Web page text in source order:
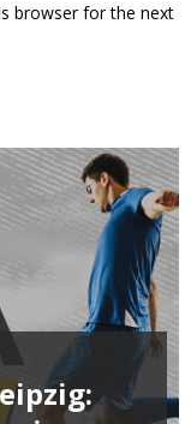
browser for the next